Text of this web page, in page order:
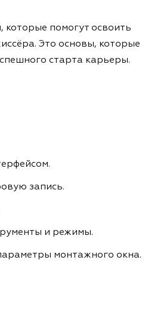
которые помогут освоить
Это основы, которые
старта карьеры.
запись.
и режимы.
монтажного окна.